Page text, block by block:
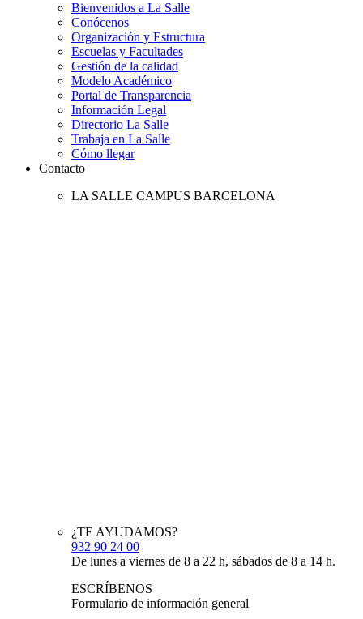
Bienvenidos a La Salle
Conócenos
Organización y Estructura
Escuelas y Facultades
Gestión de la calidad
Modelo Académico
Portal de Transparencia
Información Legal
Directorio La Salle
Trabaja en La Salle
Cómo llegar
Contacto
LA SALLE CAMPUS BARCELONA
¿TE AYUDAMOS?
932 90 24 00
De lunes a viernes de 8 a 22 h, sábados de 8 a 14 h.
ESCRÍBENOS
Formulario de información general